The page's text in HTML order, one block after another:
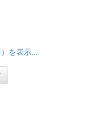
を表示...